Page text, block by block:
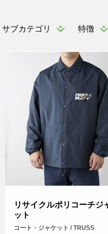
サブカテゴリ 特徴
リサイクルポリコーチジ
ット
コート・ジャケット / TRUSS